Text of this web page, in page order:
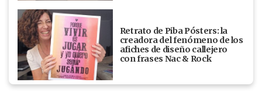
Retrato de Piba Pósters: la
creadora del fenómeno de los
afiches de diseño callejero
con frases Nac & Rock